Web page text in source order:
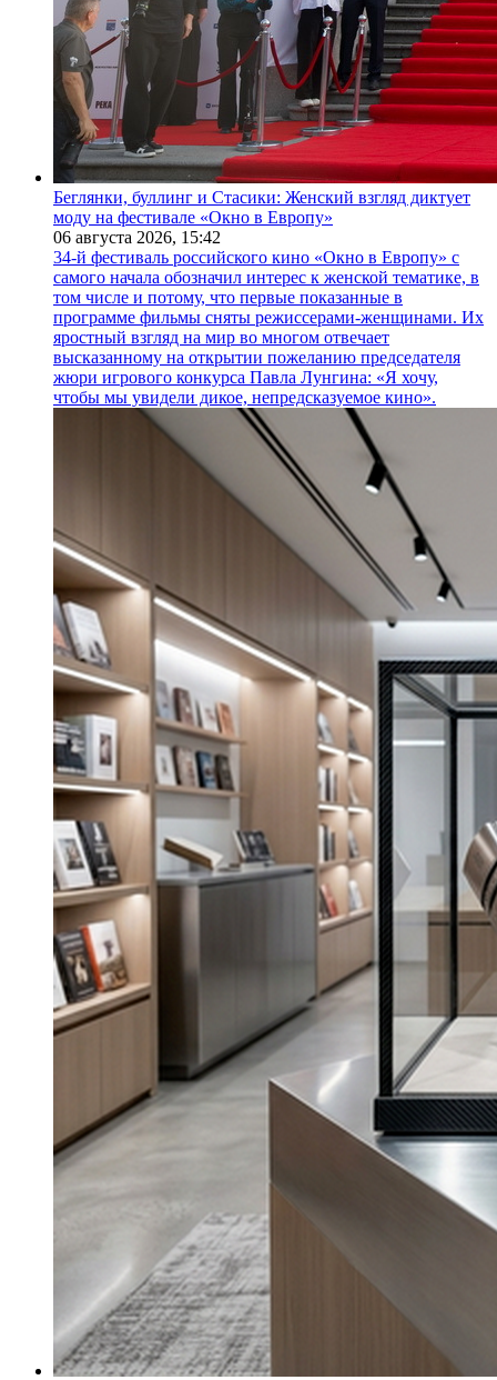
Беглянки, буллинг и Стасики: Женский взгляд диктует
моду на фестивале «Окно в Европу»
06 августа 2026, 15:42
34-й фестиваль российского кино «Окно в Европу» с
самого начала обозначил интерес к женской тематике, в
том числе и потому, что первые показанные в
программе фильмы сняты режиссерами-женщинами. Их
яростный взгляд на мир во многом отвечает
высказанному на открытии пожеланию председателя
жюри игрового конкурса Павла Лунгина: «Я хочу,
чтобы мы увидели дикое, непредсказуемое кино».